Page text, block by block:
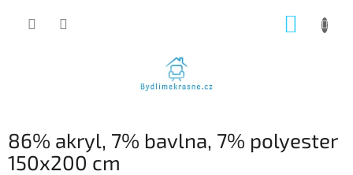
86% akryl, 7% bavlna, 7% polyester
150x200 cm